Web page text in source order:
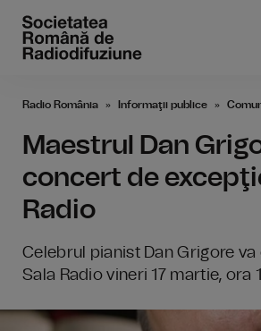
Radio România Informaţii publice
Maestrul Dan
concert de
Radio
Celebrul pianist Dan Grigore
Sala Radio vineri 17 martie, ora